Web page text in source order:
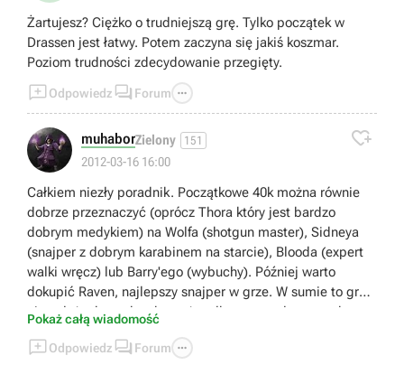
Żartujesz? Ciężko o trudniejszą grę. Tylko początek w
Drassen jest łatwy. Potem zaczyna się jakiś koszmar.
Poziom trudności zdecydowanie przegięty.
Odpowiedz  Forum 
muhaborZielony 151
2012-03-16 16:00

Całkiem niezły poradnik. Początkowe 40k można równie
dobrze przeznaczyć (oprócz Thora który jest bardzo
dobrym medykiem) na Wolfa (shotgun master), Sidneya
(snajper z dobrym karabinem na starcie), Blooda (expert
walki wręcz) lub Barry'ego (wybuchy). Później warto
dokupić Raven, najlepszy snajper w grze. W sumie to gra
nie należy do trudnych, może tylko te patrole są trochę
upierdliwe.
Pokaż całą wiadomość
Odpowiedz  Forum 